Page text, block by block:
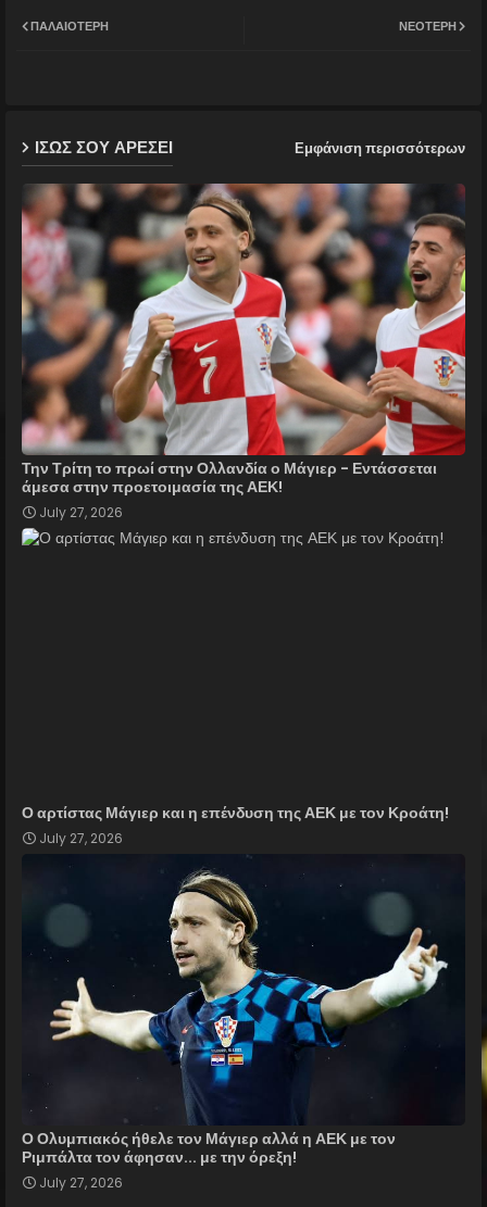
p
ΝΕΌΤΕΡΗ
ΠΑΛΑΙΌΤΕΡΗ
ΙΣΩΣ ΣΟΥ ΑΡΕΣΕΙ Εμφάνιση περισσότερων
Την Τρίτη το πρωί στην Ολλανδία ο Μάγιερ - Εντάσσεται
άμεσα στην προετοιμασία της ΑΕΚ!
July 27, 2026
Ο αρτίστας Μάγιερ και η επένδυση της ΑΕΚ με τον Κροάτη!
July 27, 2026
Ο Ολυμπιακός ήθελε τον Μάγιερ αλλά η ΑΕΚ με τον
Ριμπάλτα τον άφησαν... με την όρεξη!
July 27, 2026